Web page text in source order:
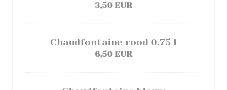
3,50 EUR
Chaudfontaine rood 0.75 l
6,50 EUR